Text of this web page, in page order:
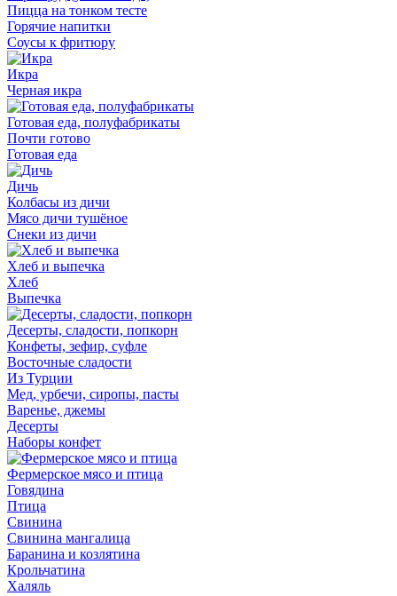
Пицца на тонком тесте
Горячие напитки
Соусы к фритюру
Икра
Черная икра
Готовая еда, полуфабрикаты
Почти готово
Готовая еда
Дичь
Колбасы из дичи
Мясо дичи тушёное
Снеки из дичи
Хлеб и выпечка
Хлеб
Выпечка
Десерты, сладости, попкорн
Конфеты, зефир, суфле
Восточные сладости
Из Турции
Мед, урбечи, сиропы, пасты
Варенье, джемы
Десерты
Наборы конфет
Фермерское мясо и птица
Говядина
Птица
Свинина
Свинина мангалица
Баранина и козлятина
Крольчатина
Халяль